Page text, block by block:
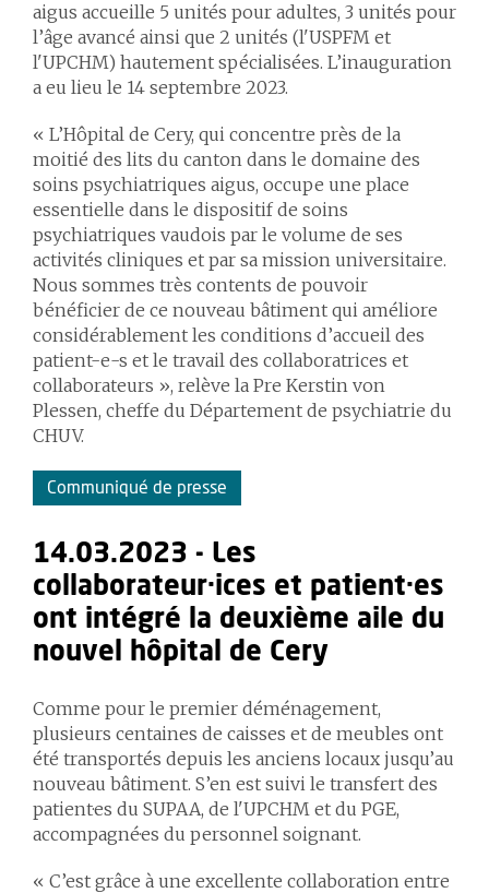
aigus accueille 5 unités pour adultes, 3 unités pour
l’âge avancé ainsi que 2 unités (l'USPFM et
l'UPCHM) hautement spécialisées. L’inauguration
a eu lieu le 14 septembre 2023.
« L’Hôpital de Cery, qui concentre près de la
moitié des lits du canton dans le domaine des
soins psychiatriques aigus, occupe une place
essentielle dans le dispositif de soins
psychiatriques vaudois par le volume de ses
activités cliniques et par sa mission universitaire.
Nous sommes très contents de pouvoir
bénéficier de ce nouveau bâtiment qui améliore
considérablement les conditions d’accueil des
patient-e-s et le travail des collaboratrices et
collaborateurs », relève la Pre Kerstin von
Plessen, cheffe du Département de psychiatrie du
CHUV.
Communiqué de presse
14.03.2023 - Les
collaborateur·ices et patient·es
ont intégré la deuxième aile du
nouvel hôpital de Cery
Comme pour le premier déménagement,
plusieurs centaines de caisses et de meubles ont
été transportés depuis les anciens locaux jusqu’au
nouveau bâtiment. S’en est suivi le transfert des
patient·es du SUPAA, de l'UPCHM et du PGE,
accompagné·es du personnel soignant.
« C’est grâce à une excellente collaboration entre